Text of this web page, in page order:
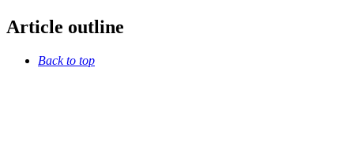
Article outline
Back to top